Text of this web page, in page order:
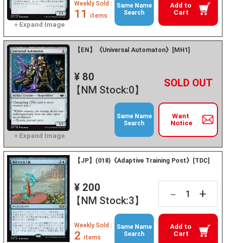
Add to
Cart
Weekly Sold :
11 items
Same Name
Search
【EN】《Universal Automaton》[MH1]
¥ 80
【NM Stock:0】
－ +
Want
Notice
Same Name
Search
【JP】(018)《Adaptive Training Post》[TDC]
¥ 200
【NM Stock:3】
－ +
Add to
Cart
Weekly Sold :
2 items
Same Name
Search